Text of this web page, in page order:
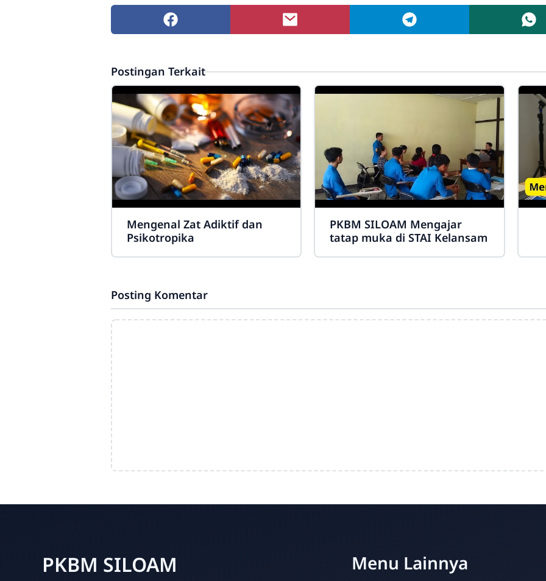
Postingan Terkait
Mengenal Zat Adiktif dan
Psikotropika
PKBM SILOAM Mengajar
tatap muka di STAI Kelansam
Posting Komentar
PKBM SILOAM Menu Lainnya